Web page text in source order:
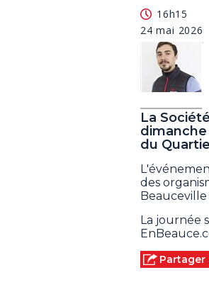
16h15
24 mai 2026
La
du
des
Beauceville
La journée
Partager